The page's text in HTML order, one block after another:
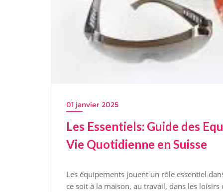
01 janvier 2025
Les Essentiels: Guide des
Vie Quotidienne en Suisse
Les équipements jouent un rôle essentiel
ce soit à la maison, au travail, dans les